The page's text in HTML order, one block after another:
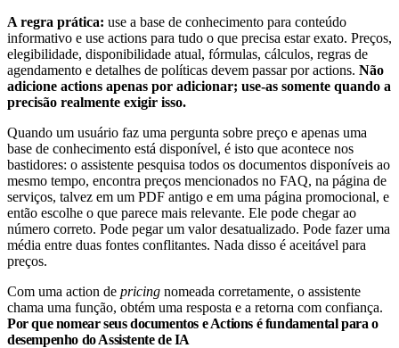
A regra prática: use a base de conhecimento para conteúdo
informativo e use actions para tudo o que precisa estar exato. Preços,
elegibilidade, disponibilidade atual, fórmulas, cálculos, regras de
agendamento e detalhes de políticas devem passar por actions. Não
adicione actions apenas por adicionar; use-as somente quando a
precisão realmente exigir isso.
Quando um usuário faz uma pergunta sobre preço e apenas uma
base de conhecimento está disponível, é isto que acontece nos
bastidores: o assistente pesquisa todos os documentos disponíveis ao
mesmo tempo, encontra preços mencionados no FAQ, na página de
serviços, talvez em um PDF antigo e em uma página promocional, e
então escolhe o que parece mais relevante. Ele pode chegar ao
número correto. Pode pegar um valor desatualizado. Pode fazer uma
média entre duas fontes conflitantes. Nada disso é aceitável para
preços.
Com uma action de pricing nomeada corretamente, o assistente
chama uma função, obtém uma resposta e a retorna com confiança.
Por que nomear seus documentos e Actions é fundamental para o
desempenho do Assistente de IA